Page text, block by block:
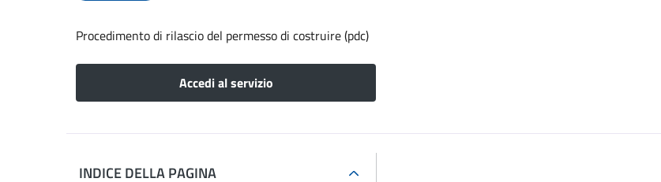
Procedimento di rilascio del permesso di costruire (pdc)
Accedi al servizio
INDICE DELLA PAGINA